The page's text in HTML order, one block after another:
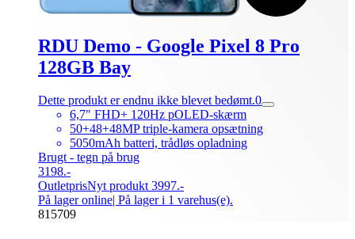
RDU Demo - Google Pixel 8 Pro
128GB Bay
Dette produkt er endnu ikke blevet bedømt.0
6,7" FHD+ 120Hz pOLED-skærm
50+48+48MP triple-kamera opsætning
5050mAh batteri, trådløs opladning
Brugt - tegn på brug
3198.-
OutletprisNyt produkt 3997.-
På lager online | På lager i 1 varehus(e).
815709